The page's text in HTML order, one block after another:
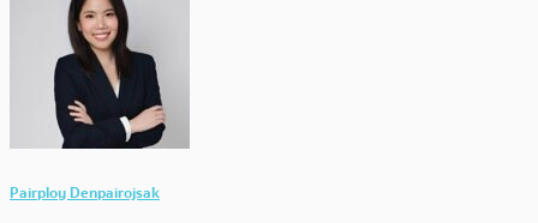
Pairploy Denpairojsak